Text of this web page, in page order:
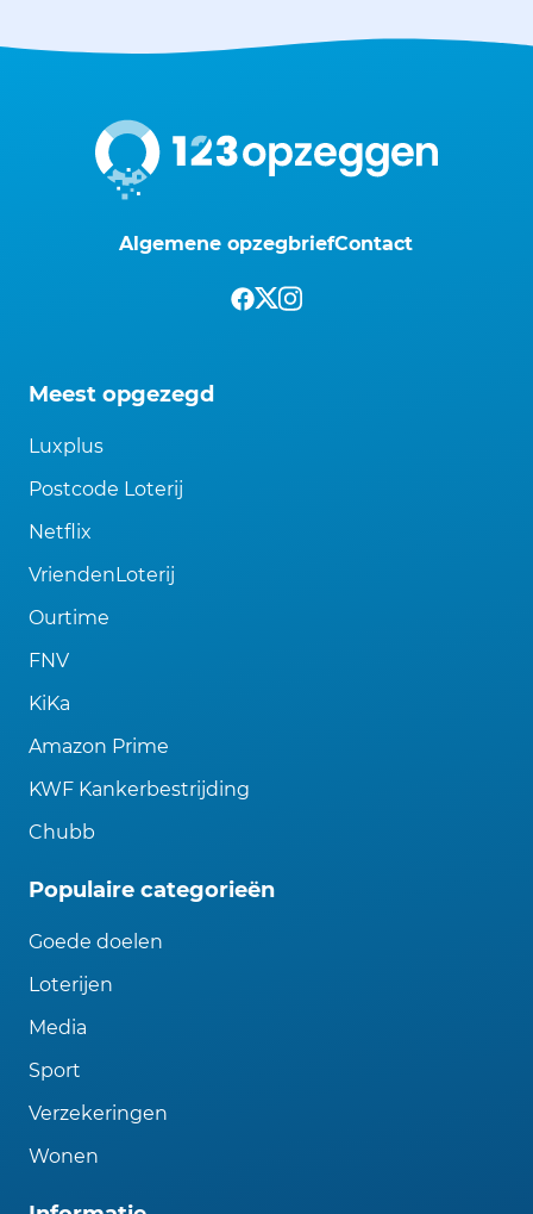
Algemene opzegbriefContact
Meest opgezegd
Luxplus
Postcode Loterij
Netflix
VriendenLoterij
Ourtime
FNV
KiKa
Amazon Prime
KWF Kankerbestrijding
Chubb
Populaire categorieën
Goede doelen
Loterijen
Media
Sport
Verzekeringen
Wonen